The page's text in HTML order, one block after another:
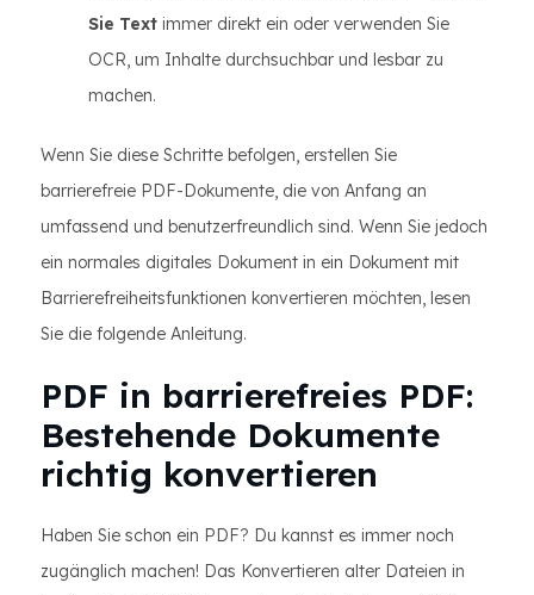
Sie Text immer direkt ein oder verwenden Sie
OCR, um Inhalte durchsuchbar und lesbar zu
machen.
Wenn Sie diese Schritte befolgen, erstellen Sie
barrierefreie PDF-Dokumente, die von Anfang an
umfassend und benutzerfreundlich sind. Wenn Sie jedoch
ein normales digitales Dokument in ein Dokument mit
Barrierefreiheitsfunktionen konvertieren möchten, lesen
Sie die folgende Anleitung.
PDF in barrierefreies PDF:
Bestehende Dokumente
richtig konvertieren
Haben Sie schon ein PDF? Du kannst es immer noch
zugänglich machen! Das Konvertieren alter Dateien in